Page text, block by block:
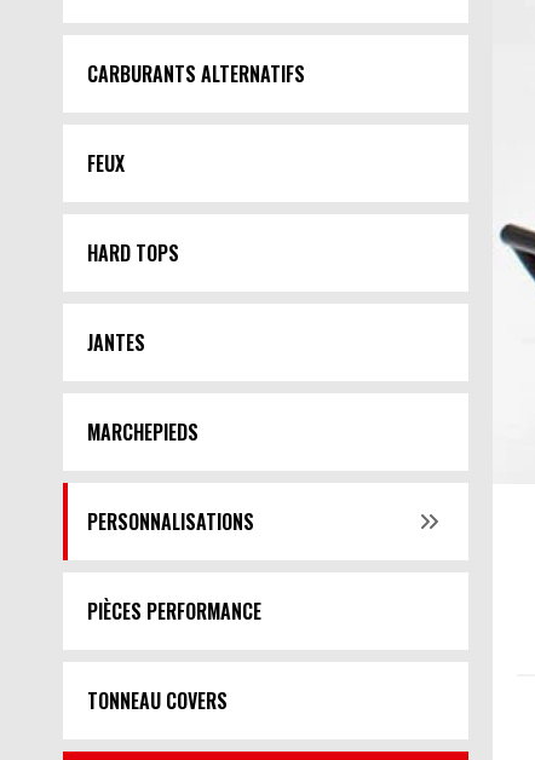
CARBURANTS ALTERNATIFS
FEUX
HARD TOPS
JANTES
MARCHEPIEDS
PERSONNALISATIONS
PIÈCES PERFORMANCE
TONNEAU COVERS